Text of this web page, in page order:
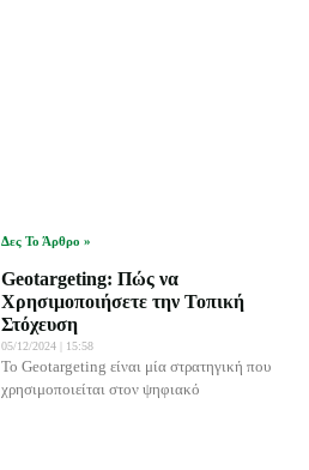
Δες Το Άρθρο »
Geotargeting: Πώς να
Χρησιμοποιήσετε την Τοπική
Στόχευση
05/12/2024 15:58
Το Geotargeting είναι μία στρατηγική που
χρησιμοποιείται στον ψηφιακό